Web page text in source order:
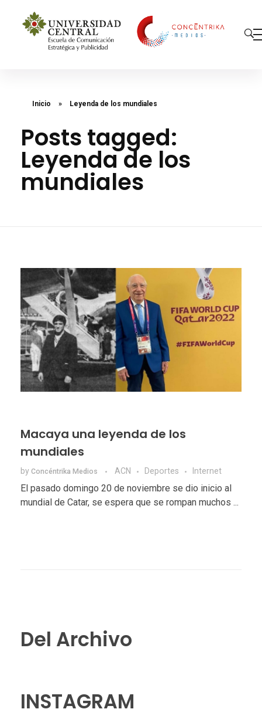
Inicio » Leyenda de los mundiales
Posts tagged:
Leyenda de los
mundiales
Macaya una leyenda de los
mundiales
by Concéntrika Medios ACN Deportes Internet
El pasado domingo 20 de noviembre se dio inicio al
mundial de Catar, se espera que se rompan muchos ...
Del Archivo
INSTAGRAM